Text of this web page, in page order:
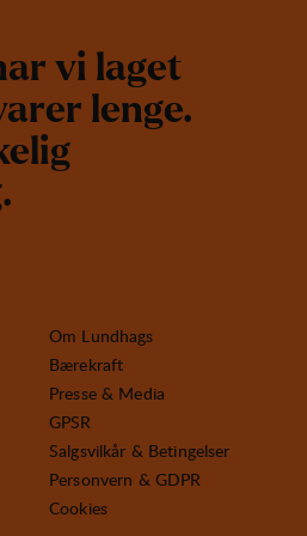
ar vi laget
arer lenge.
elig
.
Om Lundhags
Bærekraft
Presse & Media
GPSR
Salgsvilkår & Betingelser
Personvern & GDPR
Cookies